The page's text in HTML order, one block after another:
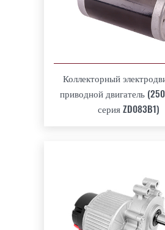
Коллекторный
приводной двигатель
серия ZD083B1)